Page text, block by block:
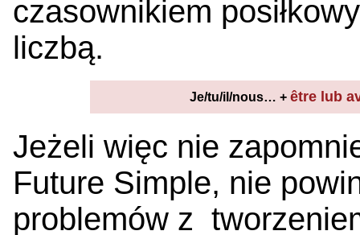
czasownikiem
liczbą.
Je/tu/il/nous… + être lub
Jeżeli więc nie
Future Simple, nie
problemów z